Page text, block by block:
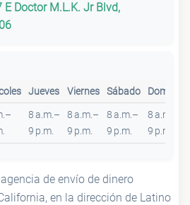
E Doctor M.L.K. Jr Blvd,
Jueves Viernes Sábado Domingo
8 a.m.–
9 p.m.
8 a.m.–
9 p.m.
8 a.m.–
9 p.m.
8 a.m.–
9 p.m.
de envío de dinero
en la dirección de Latino